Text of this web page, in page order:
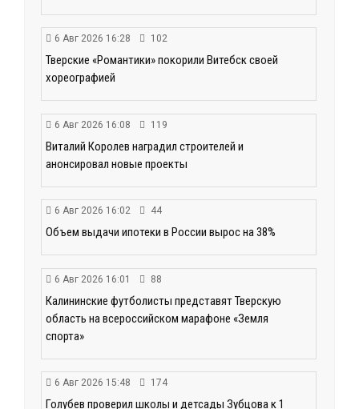
6 Авг 2026 16:28 102
Тверские «Романтики» покорили Витебск своей
хореографией
6 Авг 2026 16:08 119
Виталий Королев наградил строителей и
анонсировал новые проекты
6 Авг 2026 16:02 44
Объем выдачи ипотеки в России вырос на 38%
6 Авг 2026 16:01 88
Калининские футболисты представят Тверскую
область на всероссийском марафоне «Земля
спорта»
6 Авг 2026 15:48 174
Голубев проверил школы и детсады Зубцова к 1